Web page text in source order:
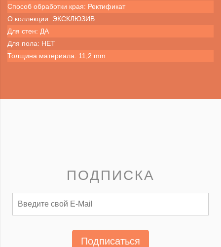
Способ обработки края: Ректификат
О коллекции: ЭКСКЛЮЗИВ
Для стен: ДА
Для пола: НЕТ
Толщина материала: 11,2 mm
ПОДПИСКА
Подписаться